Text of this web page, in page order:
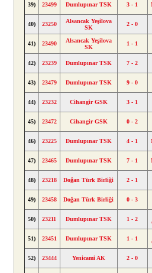
39) 23499 Dumlupınar TSK 3 - 1
40) 23250
Alsancak Yeşilova
SK
2 - 0
41) 23490
Alsancak Yeşilova
SK
1 - 1
42) 23239 Dumlupınar TSK 7 - 2
43) 23479 Dumlupınar TSK 9 - 0
44) 23232 Cihangir GSK 3 - 1
45) 23472 Cihangir GSK 0 - 2
46) 23225 Dumlupınar TSK 4 - 1
47) 23465 Dumlupınar TSK 7 - 1
48) 23218 Doğan Türk Birliği 2 - 1
49) 23458 Doğan Türk Birliği 0 - 3
50) 23211 Dumlupınar TSK 1 - 2
51) 23451 Dumlupınar TSK 1 - 1
52) 23444 Yenicami AK 2 - 0